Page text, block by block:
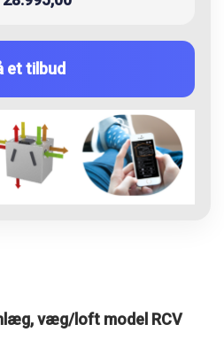
et tilbud
væg/loft model RCV